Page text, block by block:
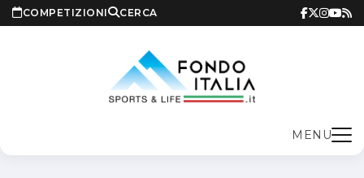
COMPETIZIONI CERCA
MENU